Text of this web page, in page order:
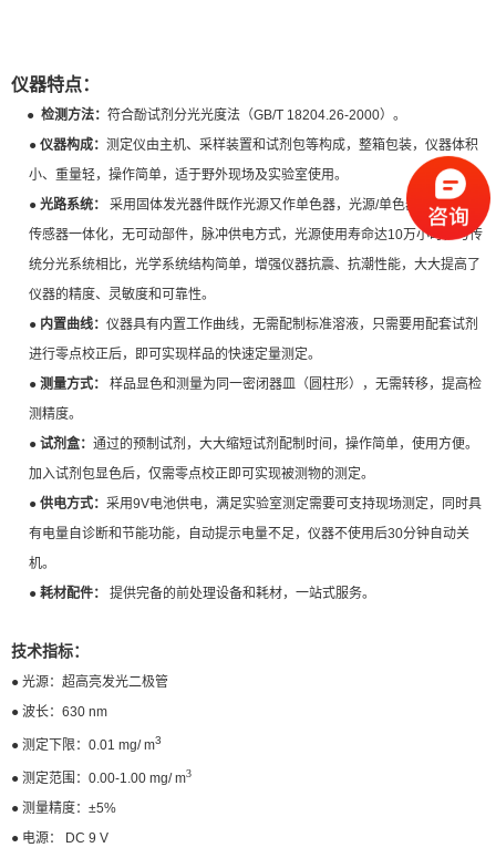
仪器特点：
● 检测方法：符合酚试剂分光光度法 （GB/T 18204.26-2000）。
● 仪器构成： 测定仪由主机、采样装置和试剂包等构成，整箱包装，仪器体积
小、重量轻，操作简单，适于野外现场及实验室使用。
● 光路系统： 采用固体发光器件既作光源又作单色器，光源/单色器、比色槽、
传感器一体化，无可动部件，脉冲供电方式，光源使用寿命达10万小时，与传
统分光系统相比，光学系统结构简单，增强仪器抗震、抗潮性能，大大提高了
仪器的精度、灵敏度和可靠性。
● 内置曲线： 仪器具有内置工作曲线，无需配制标准溶液，只需要用配套试剂
进行零点校正后，即可实现样品的快速定量测定。
● 测量方式： 样品显色和测量为同一密闭器皿（圆柱形），无需转移，提高检
测精度。
● 试剂盒： 通过的预制试剂，大大缩短试剂配制时间，操作简单，使用方便。
加入试剂包显色后，仅需零点校正即可实现被测物的测定。
● 供电方式： 采用9V电池供电，满足实验室测定需要可支持现场测定，同时具
有电量自诊断和节能功能，自动提示电量不足，仪器不使用后30分钟自动关
机。
● 耗材配件： 提供完备的前处理设备和耗材，一站式服务。
技术指标：
● 光源： 超高亮发光二极管
● 波长： 630 nm
● 测定下限： 0.01 mg/ m3
● 测定范围： 0.00-1.00 mg/ m3
● 测量精度： ±5%
● 电源：
DC 9 V